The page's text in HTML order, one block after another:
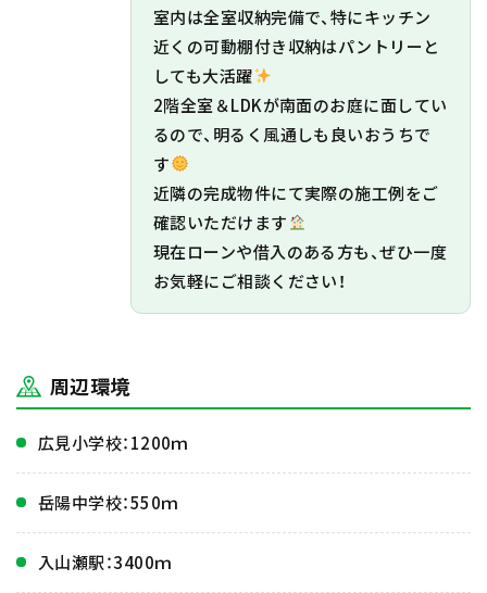
室内は全室収納完備で、特にキッチン
近くの可動棚付き収納はパントリーと
しても大活躍
2階全室＆LDKが南面のお庭に面してい
るので、明るく風通しも良いおうちで
す
近隣の完成物件にて実際の施工例をご
確認いただけます
現在ローンや借入のある方も、ぜひ一度
お気軽にご相談ください！
周辺環境
広見小学校：1200ｍ
岳陽中学校：550ｍ
入山瀬駅：3400ｍ